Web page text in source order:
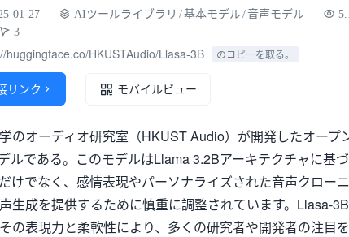
01-27 AIツールライブラリ /基本モデル /音声モデル
3
huggingface.co/HKUSTAudio/Llasa-3B のコピーを取る。
リンク  モバイルビュー
のオーディオ研究室（HKUST Audio）が開発したオープ
ルである。このモデルはLlama 3.2Bアーキテクチャに基づ
けでなく、感情表現やパーソナライズされた音声クローニ
生成を提供するために慎重に調整されています。Llasa-3B
の表現力と柔軟性により、多くの研究者や開発者の注目を